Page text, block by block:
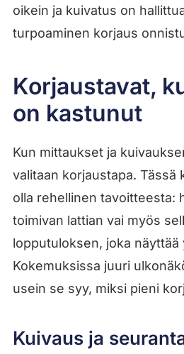
oikein ja kuivatus on
turpoaminen korjaus
Korjaustavat,
on kastunut
Kun mittaukset ja
valitaan korjaustapa. Tässä
olla rehellinen tavoitteesta:
toimivan lattian vai myös
lopputuloksen, joka näyttää
Kokemuksissa juuri
usein se syy, miksi pieni
Kuivaus ja